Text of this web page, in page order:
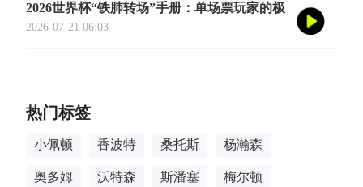
2026世界杯“铁肺转场”手册：单场票玩家的极
限跨城生存法则
2026-07-21 06:03
热门标签
小佩顿 香波特 桑托斯 杨瀚森
奥多姆 沃特森 斯潘塞 梅尔顿